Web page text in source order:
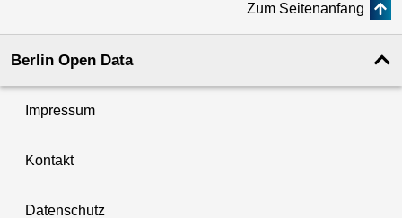
Zum Seitenanfang
Berlin Open Data
Impressum
Kontakt
Datenschutz